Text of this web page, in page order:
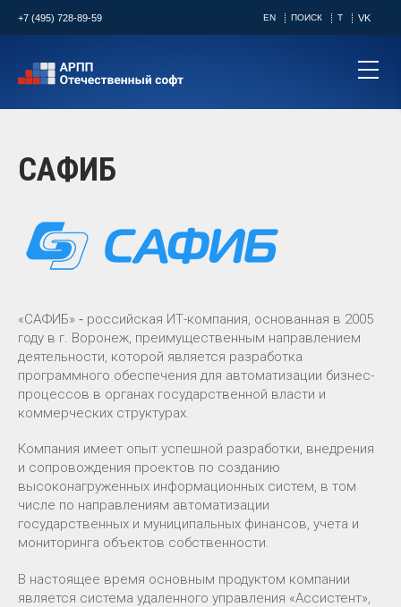
+7 (495) 728-89-59 EN ПОИСК T VK
САФИБ
«САФИБ» ‑ российская ИТ-компания, основанная в 2005
году в г. Воронеж, преимущественным направлением
деятельности, которой является разработка
программного обеспечения для автоматизации бизнес-
процессов в органах государственной власти и
коммерческих структурах.
Компания имеет опыт успешной разработки, внедрения
и сопровождения проектов по созданию
высоконагруженных информационных систем, в том
числе по направлениям автоматизации
государственных и муниципальных финансов, учета и
мониторинга объектов собственности.
В настоящее время основным продуктом компании
является система удаленного управления «Ассистент»,